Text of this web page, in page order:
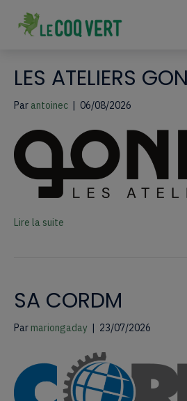
LES ATELIERS
Par antoinec | 06/08/2026
Lire la suite
SA CORDM
Par mariongaday | 23/07/2026